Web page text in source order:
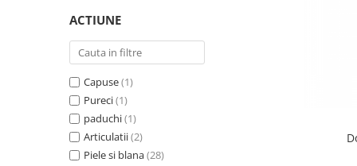
ACTIUNE
Capuse(1)
Pureci(1)
paduchi(1)
Articulatii(2)
Piele si blana(28)